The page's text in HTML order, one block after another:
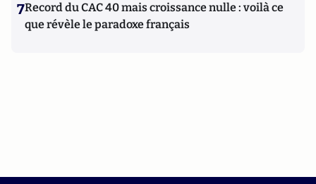
7Record du CAC 40 mais croissance nulle : voilà ce
que révèle le paradoxe français